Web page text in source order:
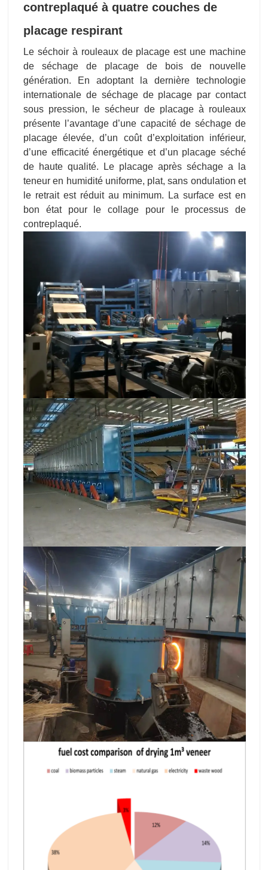
contreplaqué à quatre couches de
placage respirant
Le séchoir à rouleaux de placage est une machine
de séchage de placage de bois de nouvelle
génération. En adoptant la dernière technologie
internationale de séchage de placage par contact
sous pression, le sécheur de placage à rouleaux
présente l’avantage d’une capacité de séchage de
placage élevée, d’un coût d’exploitation inférieur,
d’une efficacité énergétique et d’un placage séché
de haute qualité. Le placage après séchage a la
teneur en humidité uniforme, plat, sans ondulation et
le retrait est réduit au minimum. La surface est en
bon état pour le collage pour le processus de
contreplaqué.